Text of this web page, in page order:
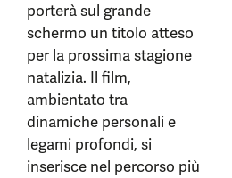
porterà sul grande
schermo un titolo atteso
per la prossima stagione
natalizia. Il film,
ambientato tra
dinamiche personali e
legami profondi, si
inserisce nel percorso più